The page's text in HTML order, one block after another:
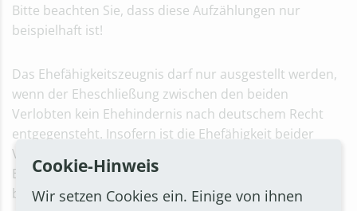
Bitte beachten Sie, dass diese Aufzählungen nur
beispielhaft ist!
Das Ehefähigkeitszeugnis darf nur ausgestellt werden,
wenn der Eheschließung zwischen den beiden
Verlobten kein Ehehindernis nach deutschem Recht
entgegensteht. Insofern ist die Ehefähigkeit beider
Verlobter zu prüfen. Zur Ausstellung des
Ehefähigkeitszeugnisses müssen Sie dem Standesamt
bestimmte Unterlagen vorlegen. Da eine
Cookie-Hinweis
Wir setzen Cookies ein. Einige von ihnen